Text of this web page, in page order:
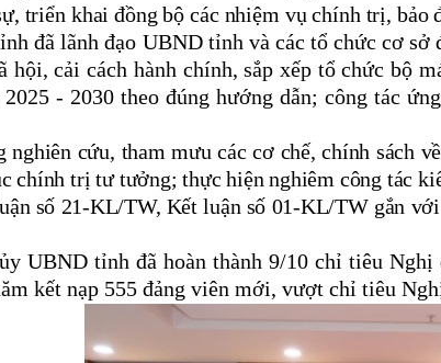
triển khai đồng bộ các nhiệm vụ chính trị, bảo
đã lãnh đạo UBND tỉnh và các tổ chức cơ
cải cách hành chính, sắp xếp tổ chức bộ
- 2030 theo đúng hướng dẫn; công tác
cứu, tham mưu các cơ chế, chính sách
chính trị tư tưởng; thực hiện nghiêm công tác
số 21-KL/TW, Kết luận số 01-KL/TW gắn
UBND tỉnh đã hoàn thành 9/10 chỉ tiêu
kết nạp 555 đảng viên mới, vượt chỉ tiêu